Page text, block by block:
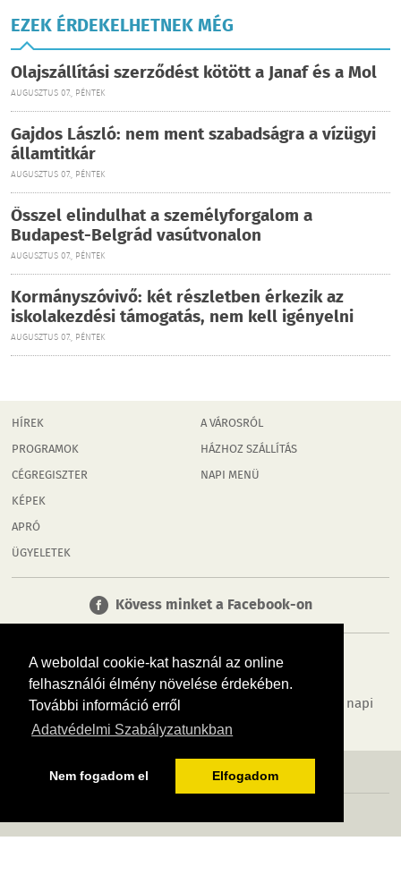
A weboldal cookie-kat használ az online
felhasználói élmény növelése érdekében.
További információ erről
Adatvédelmi Szabályzatunkban
Nem fogadom el Elfogadom
EZEK ÉRDEKELHETNEK MÉG
Olajszállítási szerződést kötött a Janaf és a Mol
AUGUSZTUS 07., PÉNTEK
Gajdos László: nem ment szabadságra a vízügyi
államtitkár
AUGUSZTUS 07., PÉNTEK
Ősszel elindulhat a személyforgalom a
Budapest-Belgrád vasútvonalon
AUGUSZTUS 07., PÉNTEK
Kormányszóvivő: két részletben érkezik az
iskolakezdési támogatás, nem kell igényelni
AUGUSZTUS 07., PÉNTEK
HÍREK
PROGRAMOK
CÉGREGISZTER
KÉPEK
APRÓ
ÜGYELETEK
A VÁROSRÓL
HÁZHOZ SZÁLLÍTÁS
NAPI MENÜ
Kövess minket a Facebook-on
Tudj meg többet városodról! Hírek, programok, képek, napi
menü, cégek…. és minden, ami Rábaköz
MÉDIAAJÁNLÓ ADATVÉDELEM IMPRESSZUM RÓLUNK